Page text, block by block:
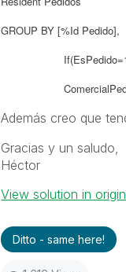
GROUP BY[%Id Pedido],
If(EsPedido=1,
Además creo que
Gracias y un saludo,
Héctor
View solution in
Ditto - same here!